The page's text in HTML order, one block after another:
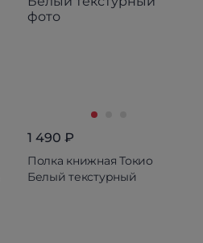
1 490 ₽
Полка книжная Токио
Белый текстурный